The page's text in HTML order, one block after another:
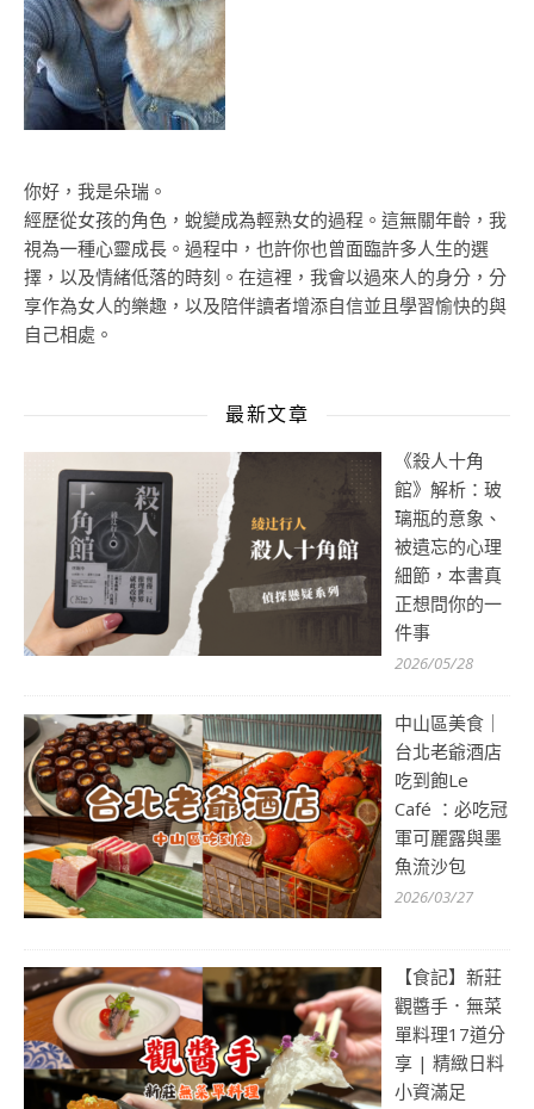
你好，我是朵瑞。
經歷從女孩的角色，蛻變成為輕熟女的過程。這無關年齡，我
視為一種心靈成長。過程中，也許你也曾面臨許多人生的選
擇，以及情緒低落的時刻。在這裡，我會以過來人的身分，分
享作為女人的樂趣，以及陪伴讀者增添自信並且學習愉快的與
自己相處。
最新文章
《殺人十角
館》解析：玻
璃瓶的意象、
被遺忘的心理
細節，本書真
正想問你的一
件事
2026/05/28
中山區美食｜
台北老爺酒店
吃到飽Le
Café ：必吃冠
軍可麗露與墨
魚流沙包
2026/03/27
【食記】新莊
觀醬手．無菜
單料理17道分
享 | 精緻日料
小資滿足